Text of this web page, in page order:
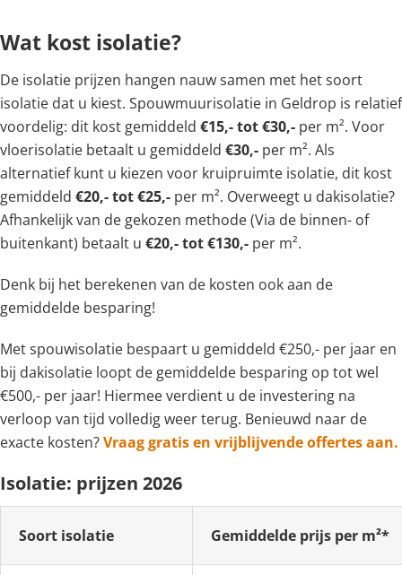
Wat kost isolatie?
De isolatie prijzen hangen nauw samen met het soort
isolatie dat u kiest. Spouwmuurisolatie in Geldrop is relatief
voordelig: dit kost gemiddeld €15,- tot €30,- per m². Voor
vloerisolatie betaalt u gemiddeld €30,- per m². Als
alternatief kunt u kiezen voor kruipruimte isolatie, dit kost
gemiddeld €20,- tot €25,- per m². Overweegt u dakisolatie?
Afhankelijk van de gekozen methode (Via de binnen- of
buitenkant) betaalt u €20,- tot €130,- per m².
Denk bij het berekenen van de kosten ook aan de
gemiddelde besparing!
Met spouwisolatie bespaart u gemiddeld €250,- per jaar en
bij dakisolatie loopt de gemiddelde besparing op tot wel
€500,- per jaar! Hiermee verdient u de investering na
verloop van tijd volledig weer terug. Benieuwd naar de
exacte kosten?Vraag gratis en vrijblijvende offertes aan.
Isolatie: prijzen 2026
Soort isolatie Gemiddelde prijs per m²*